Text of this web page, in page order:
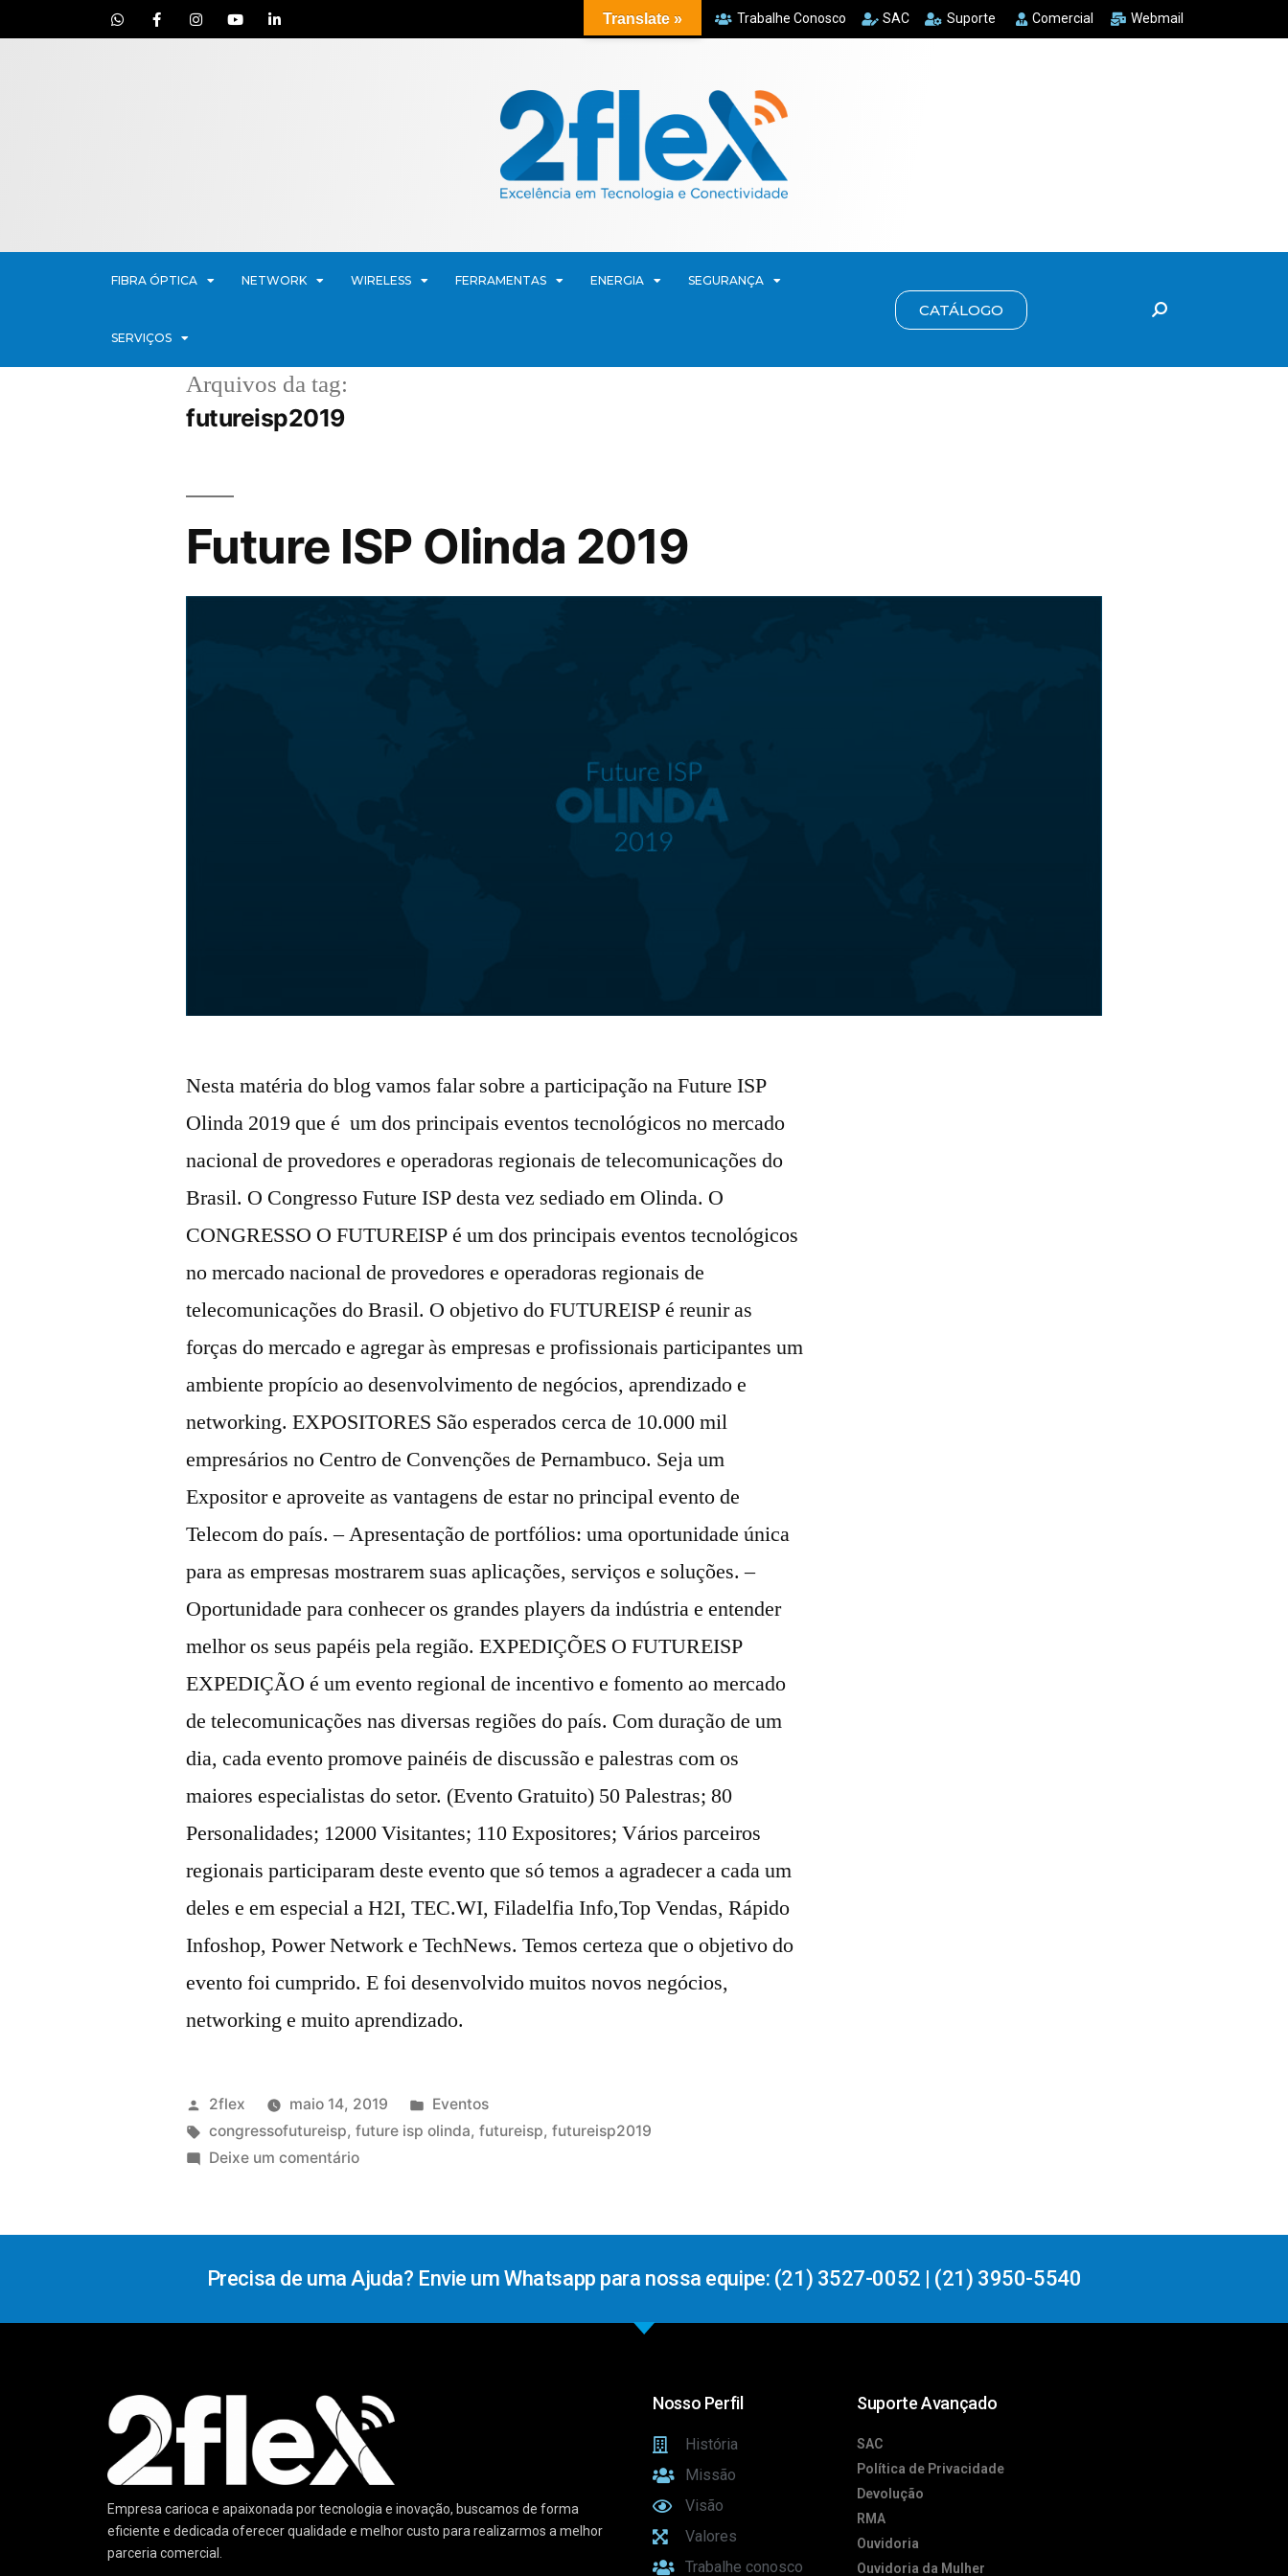
Trabalhe Conosco SAC Suporte Comercial Webmail
FIBRA ÓPTICA NETWORK WIRELESS FERRAMENTAS ENERGIA SEGURANÇA
SERVIÇOS
CATÁLOGO
Arquivos da tag:
futureisp2019
Future ISP Olinda 2019
Nesta matéria do blog vamos falar sobre a participação na Future ISP
Olinda 2019 que é um dos principais eventos tecnológicos no mercado
nacional de provedores e operadoras regionais de telecomunicações do
Brasil. O Congresso Future ISP desta vez sediado em Olinda. O
CONGRESSO O FUTUREISP é um dos principais eventos tecnológicos
no mercado nacional de provedores e operadoras regionais de
telecomunicações do Brasil. O objetivo do FUTUREISP é reunir as
forças do mercado e agregar às empresas e profissionais participantes um
ambiente propício ao desenvolvimento de negócios, aprendizado e
networking. EXPOSITORES São esperados cerca de 10.000 mil
empresários no Centro de Convenções de Pernambuco. Seja um
Expositor e aproveite as vantagens de estar no principal evento de
Telecom do país. – Apresentação de portfólios: uma oportunidade única
para as empresas mostrarem suas aplicações, serviços e soluções. –
Oportunidade para conhecer os grandes players da indústria e entender
melhor os seus papéis pela região. EXPEDIÇÕES O FUTUREISP
EXPEDIÇÃO é um evento regional de incentivo e fomento ao mercado
de telecomunicações nas diversas regiões do país. Com duração de um
dia, cada evento promove painéis de discussão e palestras com os
maiores especialistas do setor. (Evento Gratuito) 50 Palestras; 80
Personalidades; 12000 Visitantes; 110 Expositores; Vários parceiros
regionais participaram deste evento que só temos a agradecer a cada um
deles e em especial a H2I, TEC.WI, Filadelfia Info,Top Vendas, Rápido
Infoshop, Power Network e TechNews. Temos certeza que o objetivo do
evento foi cumprido. E foi desenvolvido muitos novos negócios,
networking e muito aprendizado.
2flex maio 14, 2019
Eventos
congressofutureisp,future isp olinda,futureisp,futureisp2019
Deixe um comentário
Precisa de uma Ajuda? Envie um Whatsapp para nossa equipe: (21) 3527-0052 | (21) 3950-5540
Empresa carioca e apaixonada por tecnologia e inovação, buscamos de forma
eficiente e dedicada oferecer qualidade e melhor custo para realizarmos a melhor
parceria comercial.
Nosso Perfil
História
Missão
Visão
Valores
Trabalhe conosco
Suporte Avançado
SAC
Política de Privacidade
Devolução
RMA
Ouvidoria
Ouvidoria da Mulher
Translate »